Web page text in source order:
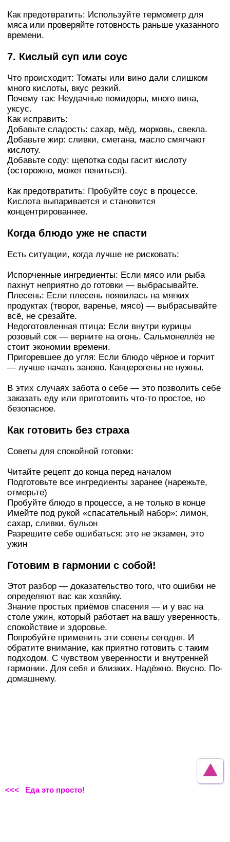
Как предотвратить: Используйте термометр для
мяса или проверяйте готовность раньше указанного
времени.
7. Кислый суп или соус
Что происходит: Томаты или вино дали слишком
много кислоты, вкус резкий.
Почему так: Неудачные помидоры, много вина,
уксус.
Как исправить:
Добавьте сладость: сахар, мёд, морковь, свекла.
Добавьте жир: сливки, сметана, масло смягчают
кислоту.
Добавьте соду: щепотка соды гасит кислоту
(осторожно, может пениться).
Как предотвратить: Пробуйте соус в процессе.
Кислота выпаривается и становится
концентрированнее.
Когда блюдо уже не спасти
Есть ситуации, когда лучше не рисковать:
Испорченные ингредиенты: Если мясо или рыба
пахнут неприятно до готовки — выбрасывайте.
Плесень: Если плесень появилась на мягких
продуктах (творог, варенье, мясо) — выбрасывайте
всё, не срезайте.
Недоготовленная птица: Если внутри курицы
розовый сок — верните на огонь. Сальмонеллёз не
стоит экономии времени.
Пригоревшее до угля: Если блюдо чёрное и горчит
— лучше начать заново. Канцерогены не нужны.
В этих случаях забота о себе — это позволить себе
заказать еду или приготовить что-то простое, но
безопасное.
Как готовить без страха
Советы для спокойной готовки:
Читайте рецепт до конца перед началом
Подготовьте все ингредиенты заранее (нарежьте,
отмерьте)
Пробуйте блюдо в процессе, а не только в конце
Имейте под рукой «спасательный набор»: лимон,
сахар, сливки, бульон
Разрешите себе ошибаться: это не экзамен, это
ужин
Готовим в гармонии с собой!
Этот разбор — доказательство того, что ошибки не
определяют вас как хозяйку.
Знание простых приёмов спасения — и у вас на
столе ужин, который работает на вашу уверенность,
спокойствие и здоровье.
Попробуйте применить эти советы сегодня. И
обратите внимание, как приятно готовить с таким
подходом. С чувством уверенности и внутренней
гармонии. Для себя и близких. Надёжно. Вкусно. По-
домашнему.
<<< Еда это просто!